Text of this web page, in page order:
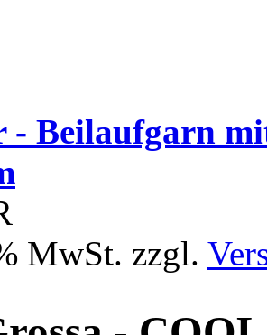
- Beilaufgarn
MwSt. zzgl.